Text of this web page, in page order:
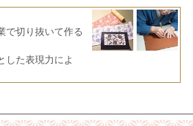
で切り抜いて作る
した表現力によ